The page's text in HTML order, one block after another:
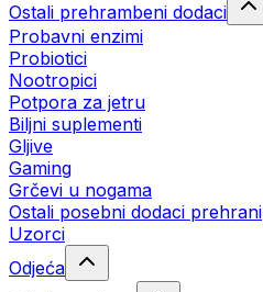
Ostali prehrambeni dodaci
Probavni enzimi
Probiotici
Nootropici
Potpora za jetru
Biljni suplementi
Gljive
Gaming
Grčevi u nogama
Ostali posebni dodaci prehrani
Uzorci
Odjeća